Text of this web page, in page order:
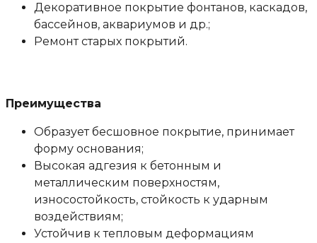
Декоративное покрытие фонтанов, каскадов,
бассейнов, аквариумов и др.;
Ремонт старых покрытий.
Преимущества
Образует бесшовное покрытие, принимает
форму основания;
Высокая адгезия к бетонным и
металлическим поверхностям,
износостойкость, стойкость к ударным
воздействиям;
Устойчив к тепловым деформациям